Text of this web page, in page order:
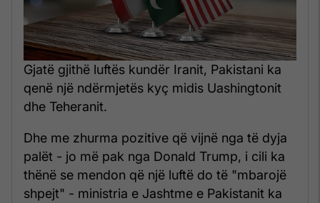
Gjatë gjithë luftës kundër Iranit, Pakistani ka
qenë një ndërmjetës kyç midis Uashingtonit
dhe Teheranit.
Dhe me zhurma pozitive që vijnë nga të dyja
palët - jo më pak nga Donald Trump, i cili ka
thënë se mendon që një luftë do të "mbarojë
shpejt" - ministria e Jashtme e Pakistanit ka